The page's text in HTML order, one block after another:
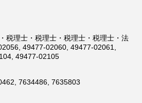
税理士・税理士・税理士・税理士・法
49477-02060, 49477-02061,
49477-02105
7634486, 7635803